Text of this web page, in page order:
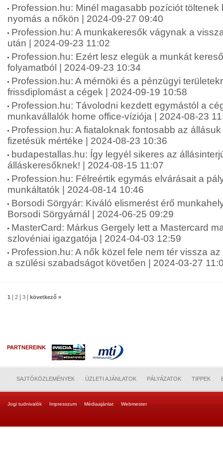
Profession.hu: Minél magasabb pozíciót
nyomás a nőkön | 2024-09-27 09:40
Profession.hu: A munkakeresők vágynak a
után | 2024-09-23 11:02
Profession.hu: Ezért lesz elegük a munkát
folyamatból | 2024-09-23 10:34
Profession.hu: A mérnöki és a pénzügyi
frissdiplomást a cégek | 2024-09-19 10:58
Profession.hu: Távolodni kezdett egymástól a
munkavállalók home office-víziója | 2024-08-23
Profession.hu: A fiataloknak fontosabb az
fizetésük mértéke | 2024-08-23 10:36
budapestallas.hu: Így legyél sikeres az
álláskeresőknek! | 2024-08-15 11:07
Profession.hu: Félreértik egymás elvárásait a
munkáltatók | 2024-08-14 10:46
Borsodi Sörgyár: Kiváló elismerést érő
Borsodi Sörgyárnál | 2024-06-25 09:29
MasterCard: Márkus Gergely lett a Mastercard
szlovéniai igazgatója | 2024-04-03 12:59
Profession.hu: A nők közel fele nem tér vissza
a szülési szabadságot követően | 2024-03-27
1 2 3 következő »
PARTNEREINK
SAJTÓKÖZLEMÉNYEK ÜZLETI AJÁNLATOK PÁLYÁZATOK TIPPEK
Jogi tudnivalók Impresszum Médiaajánlat Webmester